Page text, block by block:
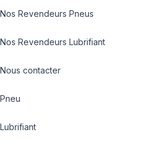
Nos Revendeurs Pneus
Nos Revendeurs Lubrifiant
Nous contacter
Pneu
Lubrifiant